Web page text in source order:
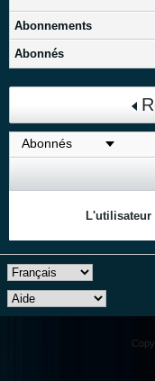
Abonnements
Abonnés
L'utilisateur